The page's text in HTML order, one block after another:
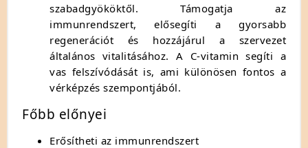
szabadgyököktől. Támogatja az
immunrendszert, elősegíti a gyorsabb
regenerációt és hozzájárul a szervezet
általános vitalitásához. A C-vitamin segíti a
vas felszívódását is, ami különösen fontos a
vérképzés szempontjából.
Főbb előnyei
Erősítheti az immunrendszert